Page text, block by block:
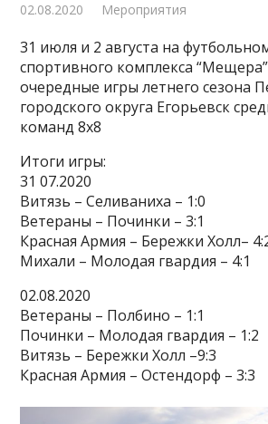
02.08.2020 Мероприятия
31 июля и 2 августа на
спортивного комплекса “Мещера”
очередные игры летнего сезона
городского округа Егорьевск
команд 8х8
Итоги игры:
31 07.2020
Витязь – Селиваниха – 1:0
Ветераны – Починки – 3:1
Красная Армия – Бережки Холл–
Михали – Молодая гвардия – 4:1
02.08.2020
Ветераны – Полбино – 1:1
Починки – Молодая гвардия – 1:2
Витязь – Бережки Холл –9:3
Красная Армия – Остендорф – 3:3